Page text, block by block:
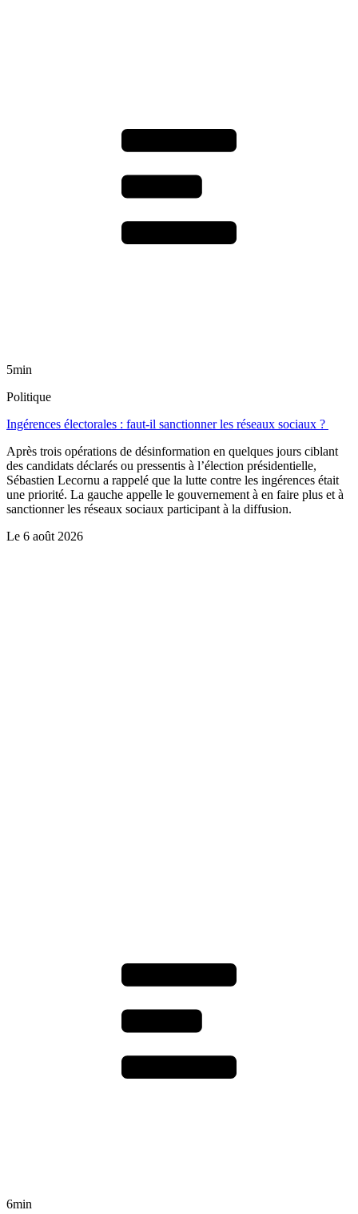
5min
Politique
Ingérences électorales : faut-il sanctionner les réseaux sociaux ?
Après trois opérations de désinformation en quelques jours ciblant
des candidats déclarés ou pressentis à l’élection présidentielle,
Sébastien Lecornu a rappelé que la lutte contre les ingérences était
une priorité. La gauche appelle le gouvernement à en faire plus et à
sanctionner les réseaux sociaux participant à la diffusion.
Le 6 août 2026
6min